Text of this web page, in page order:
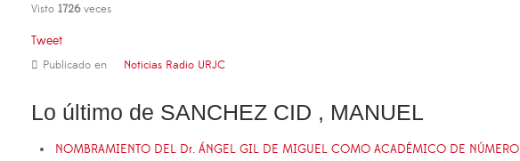
Visto 1726veces
Tweet
Publicado en Noticias Radio URJC
Lo último de SANCHEZ CID , MANUEL
NOMBRAMIENTO DEL Dr. ÁNGEL GIL DE MIGUEL COMO ACADÉMICO DE NÚMERO